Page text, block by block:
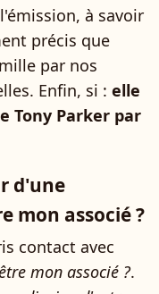
à savoir
précis que
par nos
Enfin, si : elle
Tony Parker par
d'une
mon associé ?
contact avec
mon associé ?.